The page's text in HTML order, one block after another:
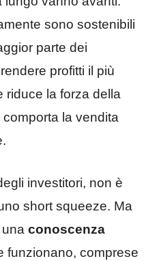
sono sostenibili
parte dei
profitti il più
riduce la forza della
la vendita
investitori, non è
short squeeze. Ma
conoscenza
funzionano, comprese